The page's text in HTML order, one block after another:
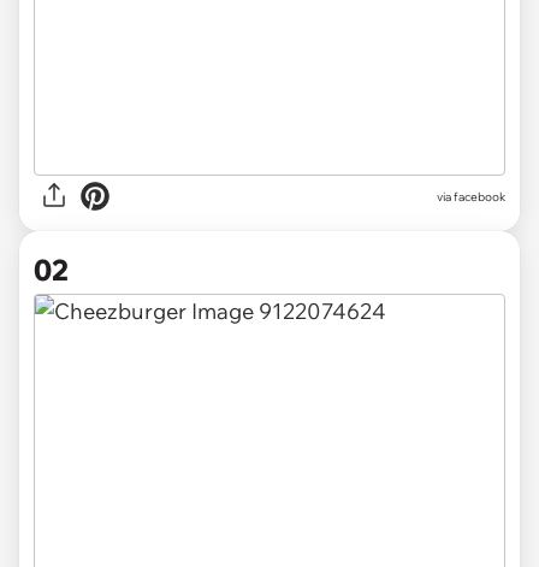
viafacebook
02